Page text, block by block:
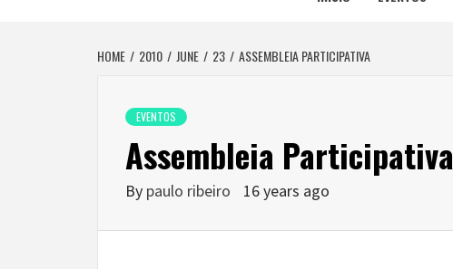
HOME 2010 JUNE 23 ASSEMBLEIA PARTICIPATIVA
EVENTOS
Assembleia Participativa
By paulo ribeiro 16 years ago